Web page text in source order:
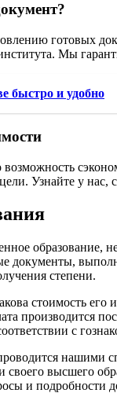
готовых
Мы
быстро и удобно
Узнайте у
документы,
степени.
стоимость
производится
с
нашими
своего высшего
и подробности